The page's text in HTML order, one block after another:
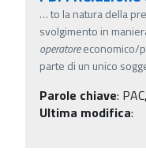
…to la natura della
svolgimento in
operatoreeconomico/
parte di un unico
Parole chiave:
Ultima modifica: